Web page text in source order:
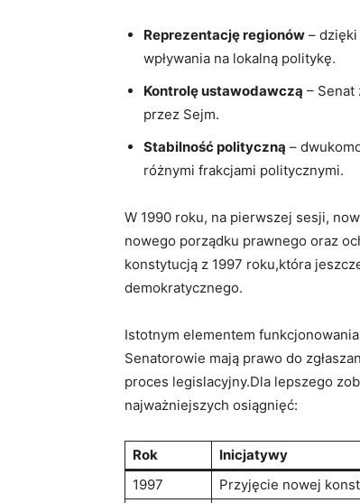
Reprezentację regionów –
wpływania na lokalną politykę.
Kontrolę ustawodawczą – Senat
przez Sejm.
Stabilność polityczną –
różnymi frakcjami politycznymi.
W 1990 roku, na pierwszej sesji,
nowego porządku prawnego oraz
konstytucją z 1997 roku,która
demokratycznego.
Istotnym elementem
Senatorowie mają prawo do
proces legislacyjny.Dla lepszego
najważniejszych osiągnięć:
Rok
Inicjatywy
1997
Przyjęcie nowej